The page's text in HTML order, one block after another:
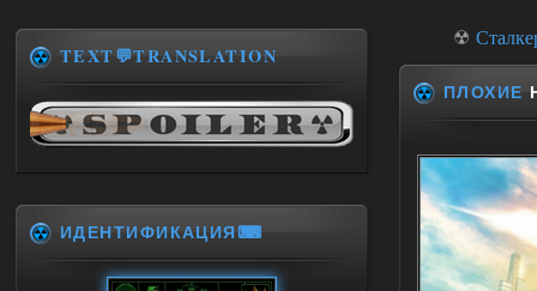
☢
ПЛОХИЕ
TEXT💬TRANSLATION
ИДЕНТИФИКАЦИЯ⌨